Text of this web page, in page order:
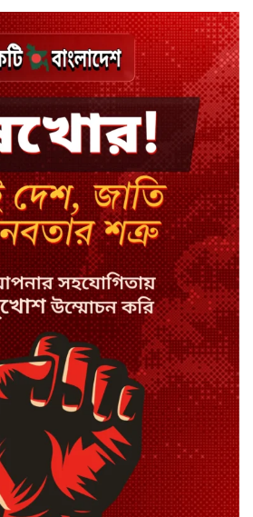
ঢাকায় হালকা বৃষ্টির সম্ভাবনা, বাড়তে
পারে তাপমাত্রা
মন্ত্রী-এমপিদের উপস্থিতিতে ইউএনওর
আইফোন চুরি
সিরাজগঞ্জে বাস ট্রাক দুর্ঘটনা, চালকসহ
নিহত ২
স্পিকারের নামে জাল ডিও, প্রতারণার
অভিযোগে এসিল্যান্ডের বিরুদ্ধে মামলা
সাদা না বাদামি চিনি, কোনটি ভালো?
হাসানের ৪ উইকেটের দিনে ধুঁকছে
বাংলাদেশ